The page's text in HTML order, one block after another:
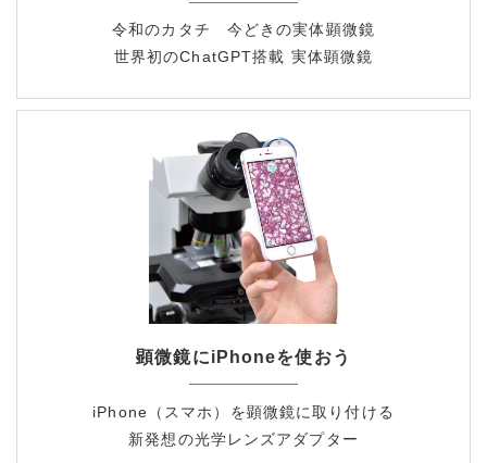
令和のカタチ 今どきの実体顕微鏡
世界初のChatGPT搭載 実体顕微鏡
顕微鏡にiPhoneを使おう
iPhone（スマホ）を顕微鏡に取り付ける
新発想の光学レンズアダプター